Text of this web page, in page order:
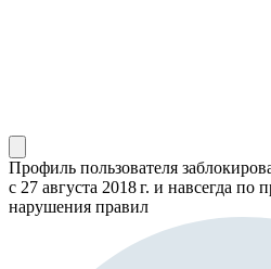
Профиль пользователя
с 27 августа 2018 г. и навсегда по
нарушения правил